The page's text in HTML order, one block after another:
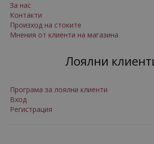
За нас
Контакти
Произход на стоките
Мнения от клиенти на магазина
Лоялни
Програма за лоялни клиенти
Вход
Регистрация